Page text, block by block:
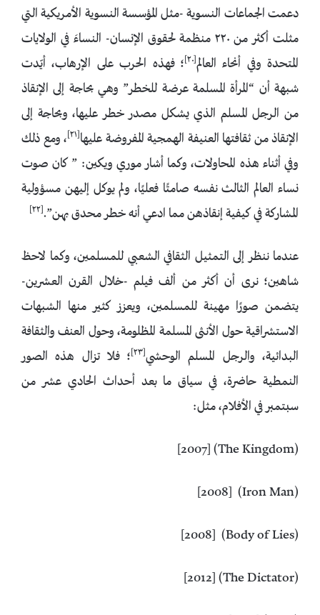
دعمت الجماعات النسوية -مثل المؤسسة النسوية الأمريكية التي
مثلت أكثر من ٢٢٠ منظمة لحقوق الإنسان- النساءَ في الولايات
المتحدة وفي أنحاء العالم[٢٠]
؛ فهذه الحرب على الإرهاب، أيّدت
شبهة أن “المرأة المسلمة عرضة للخطر” وهي بحاجة إلى الإنقاذ
من الرجل المسلم الذي يشكل مصدر خطر عليها، وبحاجة إلى
الإنقاذ من ثقافتها العنيفة الهمجية المفروضة عليها[٢١]
، ومع ذلك
وفي أثناء هذه المحاولات، وكما أشار موري ويكين: ” كان صوت
نساء العالم الثالث نفسه صامتًا فعليًا، ولم يوكل إليهن مسؤولية
المشاركة في كيفية إنقاذهن مما ادعي أنه خطر محدق بهن”.[٢٢]
عندما ننظر إلى التمثيل الثقافي الشعبي للمسلمين، وكما لاحظ
شاهين؛ نرى أن أكثر من ألف فيلم -خلال القرن العشرين-
يتضمن صورًا مهينة للمسلمين، ويعزز كثير منها الشبهات
الاستشراقية حول الأنثى المسلمة المظلومة، وحول العنف والثقافة
البدائية، والرجل المسلم الوحشي[٢٣]
؛ فلا تزال هذه الصور
النمطية حاضرة، في سياق ما بعد أحداث الحادي عشر من
سبتمبر في الأفلام، مثل:
(The Kingdom) [2007]
(Iron Man) [2008]
(Body of Lies) [2008]
(The Dictator) [2012]